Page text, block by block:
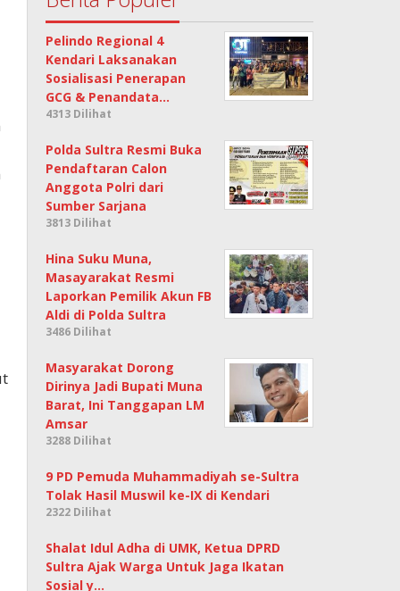
Pelindo Regional 4
Kendari Laksanakan
Sosialisasi Penerapan
GCG & Penandata…
4313 Dilihat
Polda Sultra Resmi Buka
Pendaftaran Calon
Anggota Polri dari
Sumber Sarjana
3813 Dilihat
Hina Suku Muna,
Masayarakat Resmi
Laporkan Pemilik Akun FB
Aldi di Polda Sultra
3486 Dilihat
Masyarakat Dorong
Dirinya Jadi Bupati Muna
Barat, Ini Tanggapan LM
Amsar
3288 Dilihat
9 PD Pemuda Muhammadiyah se-Sultra
Tolak Hasil Muswil ke-IX di Kendari
2322 Dilihat
Shalat Idul Adha di UMK, Ketua DPRD
Sultra Ajak Warga Untuk Jaga Ikatan
Sosial y…